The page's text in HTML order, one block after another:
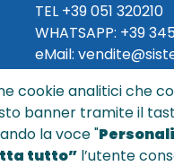
TEL +39 051 320210
WHATSAPP: +39
eMail:
Orari Uffici:
Lun - Ven: 08:30 -
cookie analitici che
banner tramite il
la voce "
tutto”l’utente